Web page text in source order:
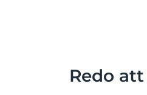
Redo